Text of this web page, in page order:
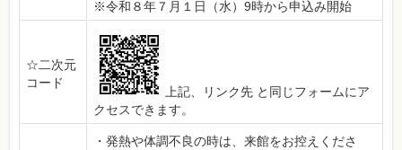
※令和８年７月１日（水）9時から申込み開始
☆二次元
コード
上記、リンク先 と同じフォームにア
クセスできます。
・発熱や体調不良の時は、来館をお控えくださ